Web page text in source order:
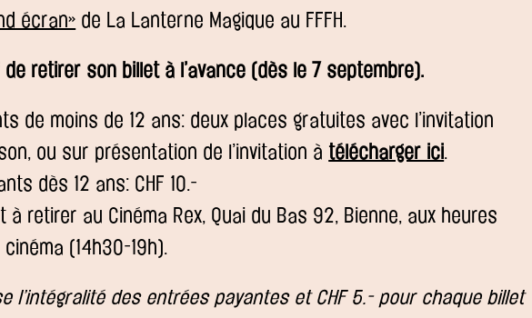
écran» de La Lanterne Magique au FFFH.
retirer son billet à l’avance (dès le 7 septembre).
de moins de 12 ans: deux places gratuites avec l’invitation
ou sur présentation de l’invitation à télécharger ici
dès 12 ans: CHF 10.-
à retirer au Cinéma Rex, Quai du Bas 92, Bienne, aux heures
(14h30-19h).
l’intégralité des entrées payantes et CHF 5.- pour chaque billet